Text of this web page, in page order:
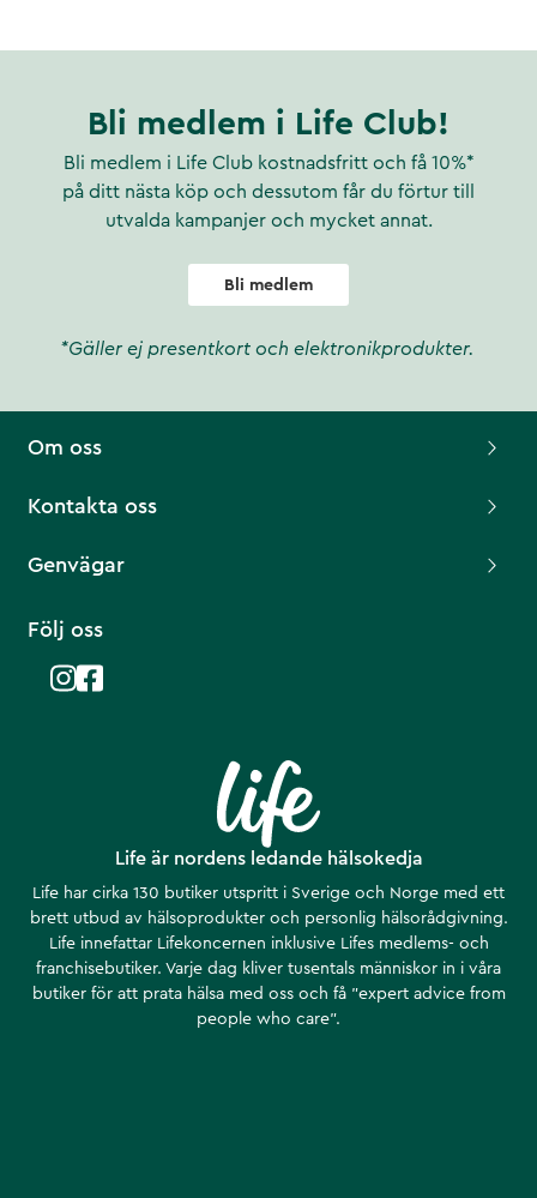
Bli medlem i Life Club!
Bli medlem i Life Club kostnadsfritt och få 10%*
på ditt nästa köp och dessutom får du förtur till
utvalda kampanjer och mycket annat.
Bli medlem
*Gäller ej presentkort och elektronikprodukter.
Life är nordens ledande hälsokedja
Life har cirka 130 butiker utspritt i Sverige och Norge med ett
brett utbud av hälsoprodukter och personlig hälsorådgivning.
Life innefattar Lifekoncernen inklusive Lifes medlems- och
franchisebutiker. Varje dag kliver tusentals människor in i våra
butiker för att prata hälsa med oss och få ”expert advice from
people who care”.
Om oss
Kontakta oss
Genvägar
Följ oss